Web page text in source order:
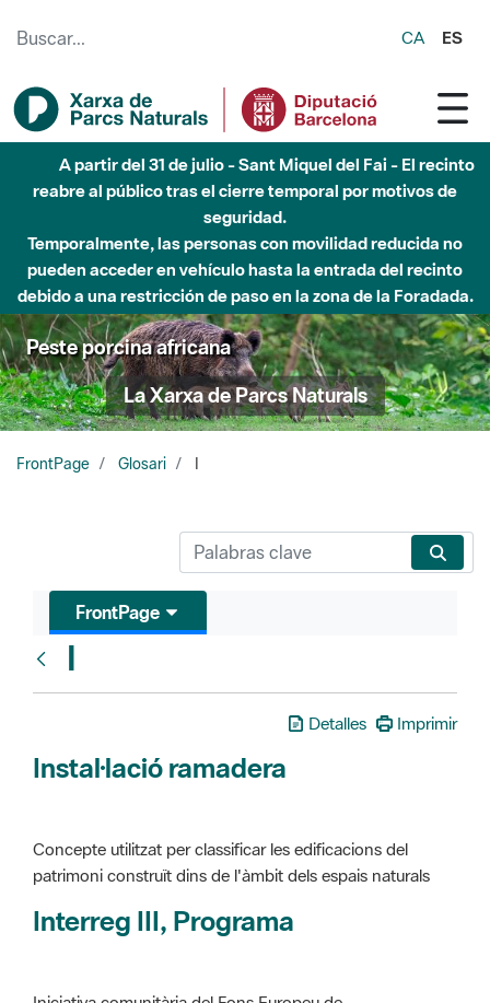
CA ES
A partir del 31 de julio - Sant Miquel del Fai - El recinto
reabre al público tras el cierre temporal por motivos de
seguridad.
Temporalmente, las personas con movilidad reducida no
pueden acceder en vehículo hasta la entrada del recinto
debido a una restricción de paso en la zona de la Foradada.
Peste porcina africana
La Xarxa de Parcs Naturals
FrontPage Glosari
FrontPage
I
Detalles Imprimir
Instal·lació ramadera
Concepte utilitzat per classificar les edificacions del
patrimoni construït dins de l'àmbit dels espais naturals
Interreg III, Programa